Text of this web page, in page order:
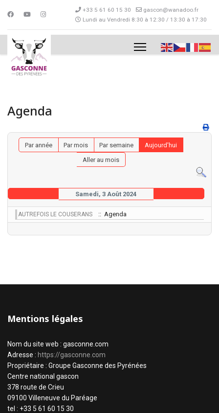
+33 5 61 60 15 30
gascon@wanadoo.fr
Lundi au Vendredi 8:30 à 12:30 / 13:30 à 17:30
Agenda
Par année Par mois Par semaine
Aujourd'hui
Aller au mois
Samedi, 3 Août 2024
AUTREFOIS LE COUSERANS :: Agenda
Mentions légales
Nom du site web : gasconne.com
Adresse : https://gasconne.com
Propriétaire : Groupe Gasconne des Pyrénées
Centre national gascon
378 route de Crieu
09100 Villeneuve du Paréage
tel : +33 5 61 60 15 30